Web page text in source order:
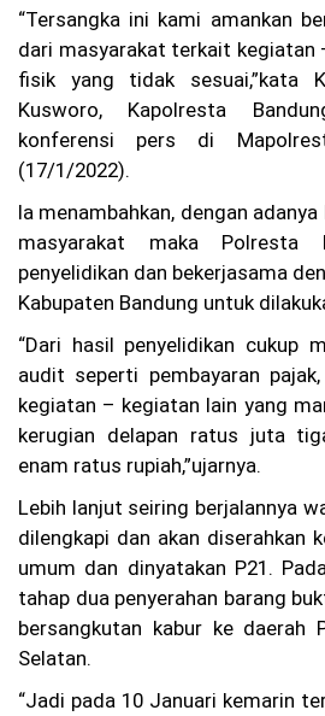
di
Ci
an
r
Be
Te
ng
ka
p,
Ke
ar
ga
Ta
gi
h
sti
an
ku
m
W
Ba
“Tersangka ini kami amankan
dari masyarakat terkait kegiatan
fisik yang tidak sesuai,”kata
Kusworo, Kapolresta
konferensi pers di
(17/1/2022).
Ia menambahkan, dengan
masyarakat maka Polresta
penyelidikan dan bekerjasama
Kabupaten Bandung untuk
“Dari hasil penyelidikan cukup
audit seperti pembayaran
kegiatan – kegiatan lain yang
kerugian delapan ratus juta
enam ratus rupiah,”ujarnya.
Lebih lanjut seiring berjalannya
dilengkapi dan akan diserahkan
umum dan dinyatakan P21.
tahap dua penyerahan barang
bersangkutan kabur ke daerah
Selatan.
“Jadi pada 10 Januari kemarin